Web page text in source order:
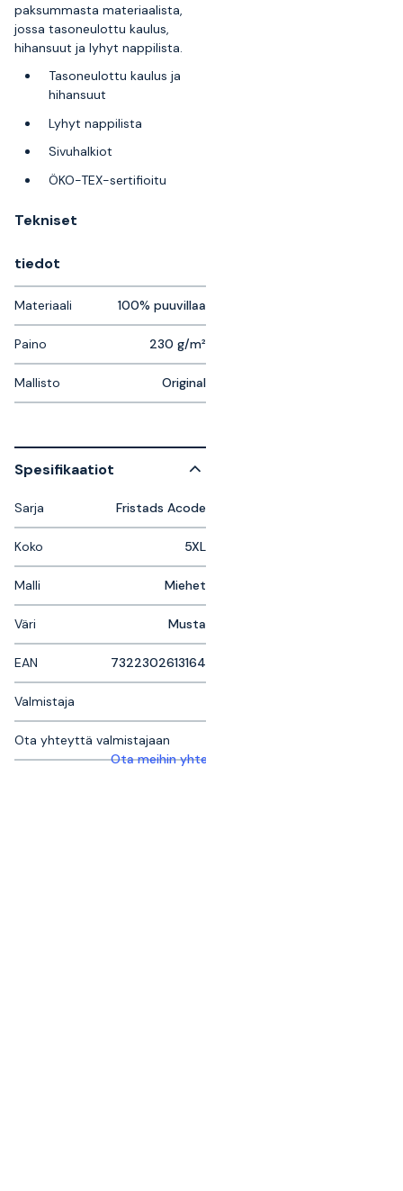
paksummasta materiaalista,
jossa tasoneulottu kaulus,
hihansuut ja lyhyt nappilista.
Tasoneulottu kaulus ja
hihansuut
Lyhyt nappilista
Sivuhalkiot
ÖKO-TEX-sertifioitu
Tekniset
tiedot
Materiaali 100% puuvillaa
Paino 230 g/m²
Mallisto Original
Spesifikaatiot
Sarja Fristads Acode
Koko 5XL
Malli Miehet
Väri Musta
EAN 7322302613164
Valmistaja
Ota yhteyttä valmistajaan
Ota meihin yhteyttä saadaksesi lisätietoja